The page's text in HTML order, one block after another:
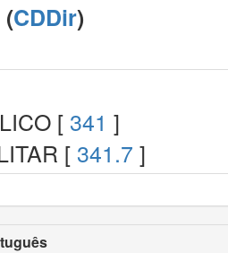
CDDir)
[ 341 ]
[ 341.7 ]